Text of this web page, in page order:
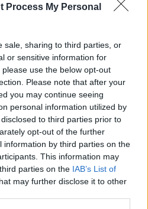
Process My Personal
sale, sharing to third parties, or
or sensitive information for
use the below opt-out
Please note that after your
you may continue seeing
personal information utilized by
to third parties prior to
opt-out of the further
information by third parties on the
This information may
parties on the IAB’s List of
may further disclose it to other
Outlet per Bambini
feste per bambini